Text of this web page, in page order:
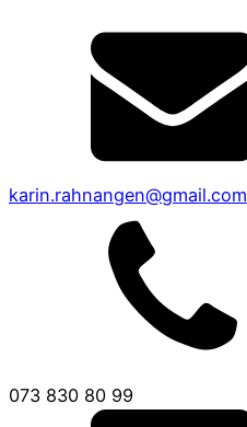
karin.rahnangen@gmail.com
073 830 80 99